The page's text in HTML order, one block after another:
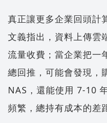
真正讓更多企業回頭計
文義指出，資料上傳雲
流量收費；當企業把一
總回推，可能會發現，
NAS，還能使用 7-10
頻繁，總持有成本的差